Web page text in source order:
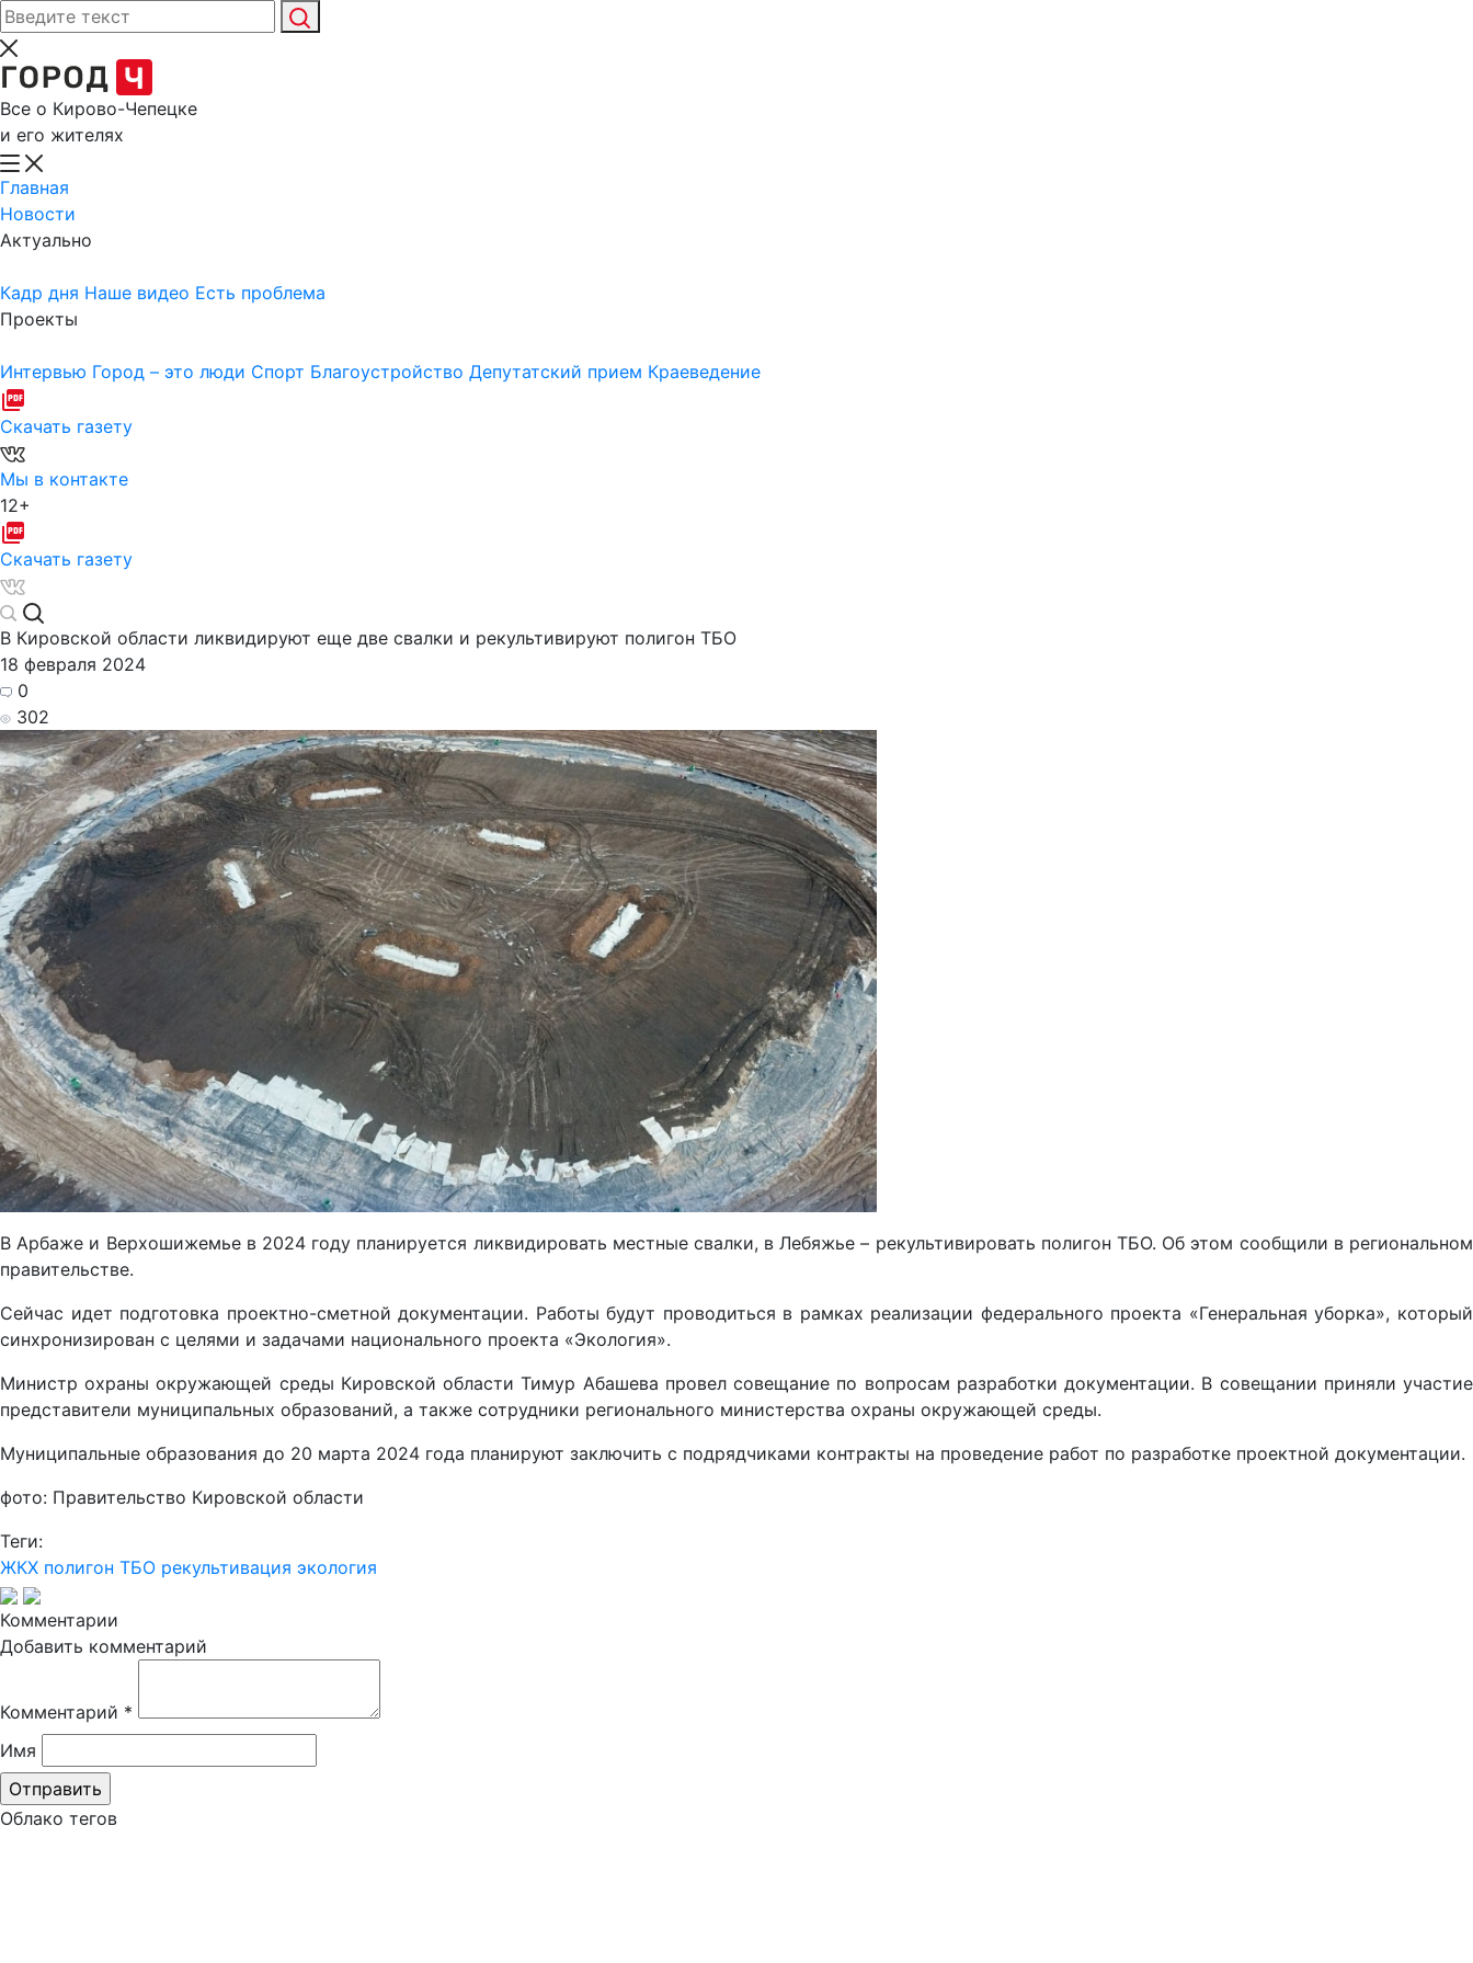
Все о Кирово-Чепецке
и его жителях
Главная
Новости
Актуально
Кадр дня Наше видео Есть проблема
Проекты
Интервью Город – это люди Спорт Благоустройство Депутатский прием Краеведение
Скачать газету
Мы в контакте
12+
Скачать газету
В Кировской области ликвидируют еще две свалки и рекультивируют полигон ТБО
18 февраля 2024
0
302
В Арбаже и Верхошижемье в 2024 году планируется ликвидировать местные свалки, в Лебяжье – рекультивировать полигон ТБО. Об этом сообщили в региональном
правительстве.
Сейчас идет подготовка проектно-сметной документации. Работы будут проводиться в рамках реализации федерального проекта «Генеральная уборка», который
синхронизирован с целями и задачами национального проекта «Экология».
Министр охраны окружающей среды Кировской области Тимур Абашева провел совещание по вопросам разработки документации. В совещании приняли участие
представители муниципальных образований, а также сотрудники регионального министерства охраны окружающей среды.
Муниципальные образования до 20 марта 2024 года планируют заключить с подрядчиками контракты на проведение работ по разработке проектной документации.
фото: Правительство Кировской области
Теги:
ЖКХ полигон ТБО рекультивация экология
Комментарии
Добавить комментарий
Комментарий *
Имя
Облако тегов